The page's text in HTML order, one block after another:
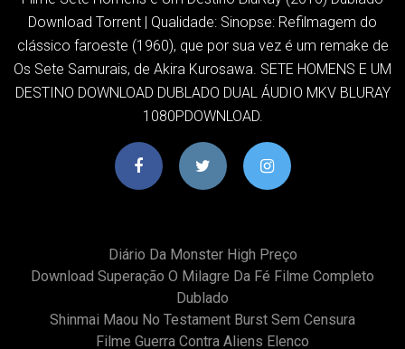
Download Torrent | Qualidade: Sinopse: Refilmagem do
clássico faroeste (1960), que por sua vez é um remake de
Os Sete Samurais, de Akira Kurosawa. SETE HOMENS E UM
DESTINO DOWNLOAD DUBLADO DUAL ÁUDIO MKV BLURAY
1080PDOWNLOAD.
Diário Da Monster High Preço
Download Superação O Milagre Da Fé Filme Completo
Dublado
Shinmai Maou No Testament Burst Sem Censura
Filme Guerra Contra Aliens Elenco